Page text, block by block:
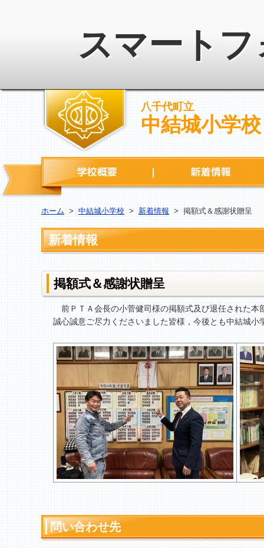
スマート
八千代町立
中結城小学校
学校概要
ホーム > 中結城小学校 > 新着情報 > 掲額式＆感謝状贈呈
新着情報
掲額式＆感謝状贈呈
前ＰＴＡ会長の小菅健司様の掲額式及び退任された本
誠心誠意ご尽力くださいました皆様，今後とも中結城
問い合わせ先